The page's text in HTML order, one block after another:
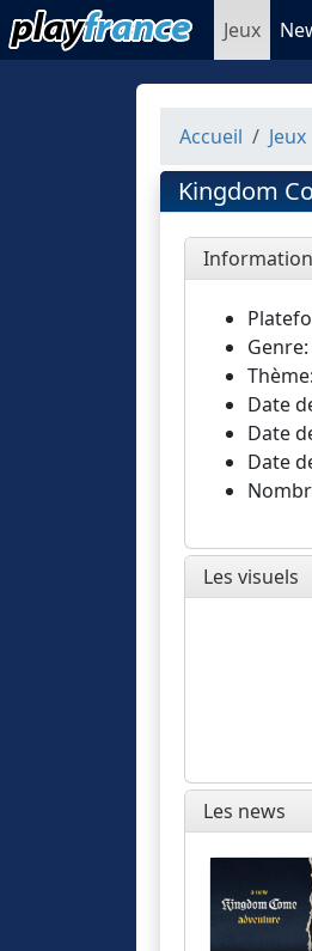
Jeux
Accueil Jeux
Kingdom
Date
Date
Date
Les visuels
Les news